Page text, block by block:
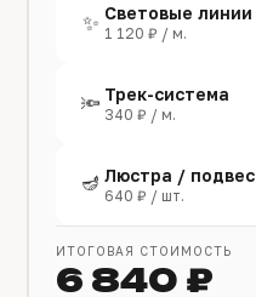
✨ Световые линии
1 120 ₽ / м.
🔦 Трек-система
340 ₽ / м.
🪔 Люстра / подвес
640 ₽ / шт.
ИТОГОВАЯ СТОИМОСТЬ
6 840 ₽